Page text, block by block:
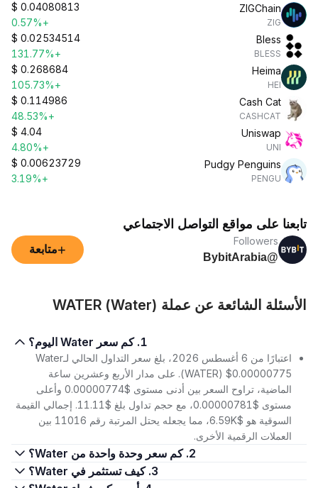
ZIGChain
ZIG
$ 0.04080813
+0.57%
Bless
BLESS
$ 0.02534514
+131.77%
Heima
HEI
$ 0.268684
+105.73%
Cash Cat
CASHCAT
$ 0.114986
+48.53%
Uniswap
UNI
$ 4.04
+4.80%
Pudgy Penguins
PENGU
$ 0.00623729
+3.19%
تابعنا على مواقع التواصل الاجتماعي
Followers
@BybitArabia
+متابعة
الأسئلة الشائعة عن عملة WATER (Water)
1. كم سعر Water اليوم؟
اعتبارًا من 6 أغسطس 2026، بلغ سعر التداول الحالي لـWater
(WATER) $0.00000775. على مدار الأربع وعشرين ساعة
الماضية، تراوح السعر بين أدنى مستوى $0.00000774 وأعلى
مستوى $0.00000781، مع حجم تداول بلغ $11.11. إجمالي القيمة
السوقية هو $6.59K، مما يجعله يحتل المرتبة رقم 11016 بين
العملات الرقمية الأخرى.
2. كم سعر وحدة واحدة من Water؟
3. كيف تستثمر في Water؟